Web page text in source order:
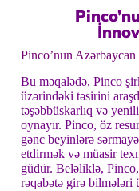
Pinco’nun
Bu məqalədə, Pinco
üzərindəki təsirini
təşəbbüskarlıq və
oynayır. Pinco, öz
gənc beyinlərə
etdirmək və müasir
güdür. Beləliklə,
rəqabətə girə bilmələri